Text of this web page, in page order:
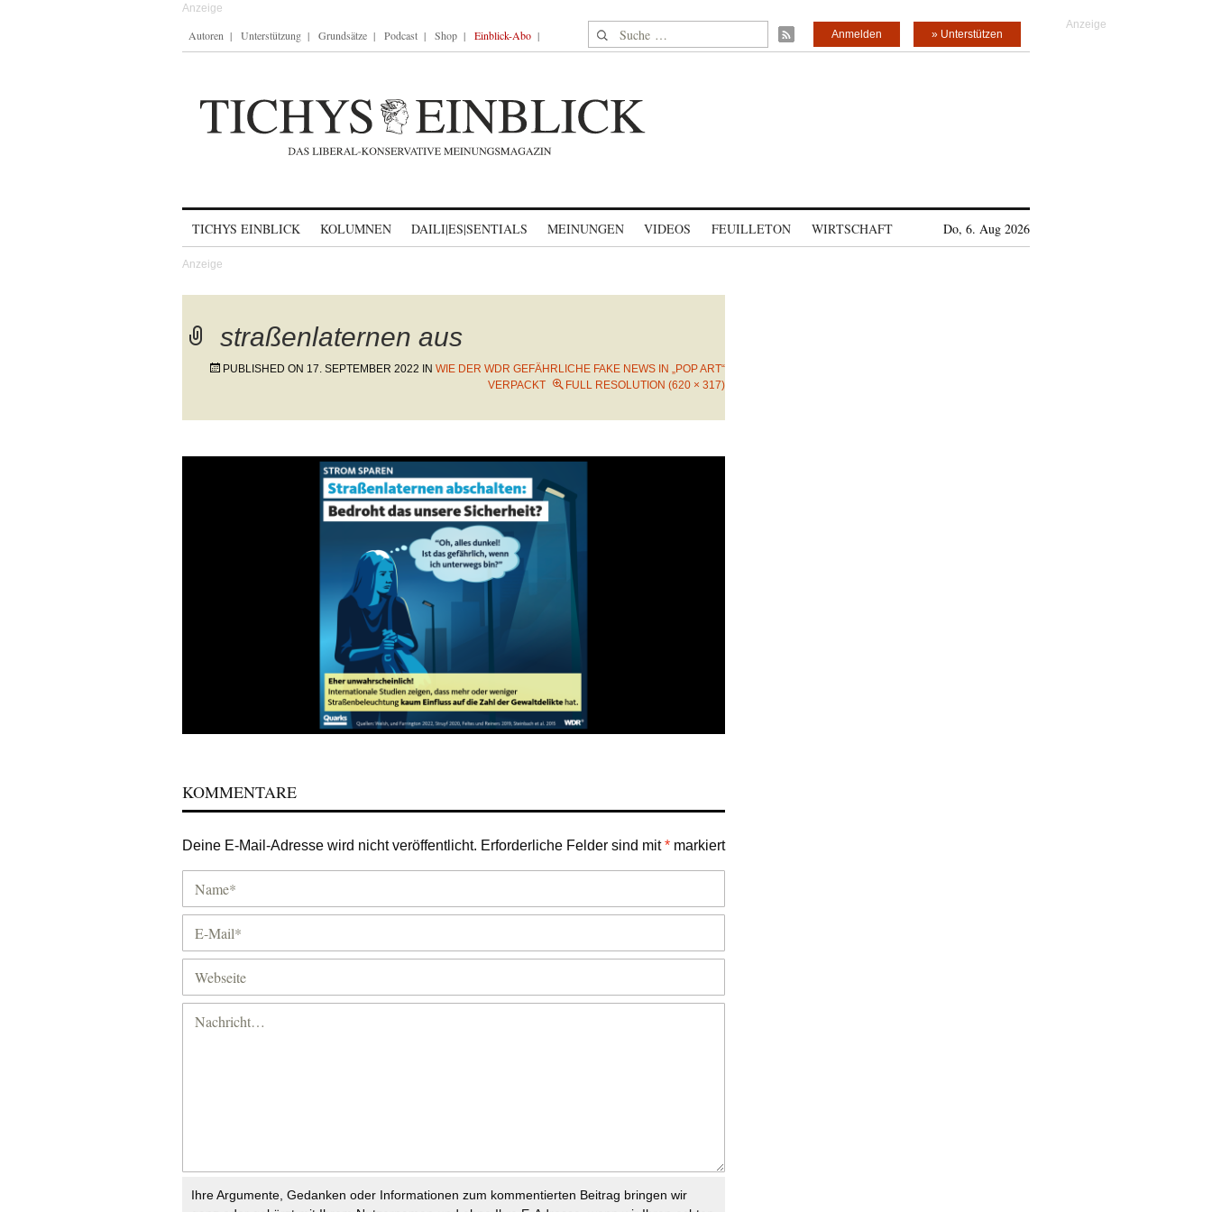
Autoren Unterstützung Grundsätze Podcast Shop Einblick-Abo Suche nach: » Unterstützen
Anmelden
TICHYS EINBLICK KOLUMNEN DAILI|ES|SENTIALS MEINUNGEN VIDEOS FEUILLETON WIRTSCHAFT Do, 6. Aug 2026
straßenlaternen aus
PUBLISHED ON 17. SEPTEMBER 2022 IN WIE DER WDR GEFÄHRLICHE FAKE NEWS IN „POP ART“
VERPACKT
FULL RESOLUTION (620 × 317)
KOMMENTARE
Deine E-Mail-Adresse wird nicht veröffentlicht. Erforderliche Felder sind mit* markiert
Ihre Argumente, Gedanken oder Informationen zum kommentierten Beitrag bringen wir